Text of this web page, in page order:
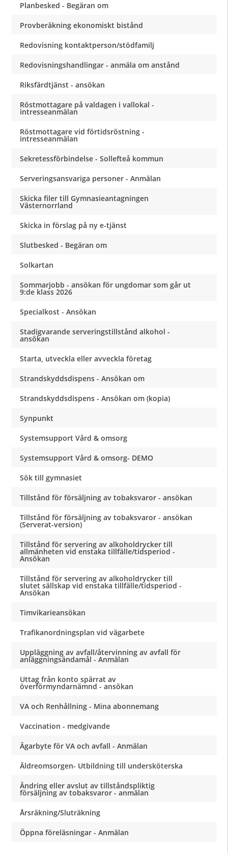
Planbesked - Begäran om
Provberäkning ekonomiskt bistånd
Redovisning kontaktperson/stödfamilj
Redovisningshandlingar - anmäla om anstånd
Riksfärdtjänst - ansökan
Röstmottagare på valdagen i vallokal -
intresseanmälan
Röstmottagare vid förtidsröstning -
intresseanmälan
Sekretessförbindelse - Sollefteå kommun
Serveringsansvariga personer - Anmälan
Skicka filer till Gymnasieantagningen
Västernorrland
Skicka in förslag på ny e-tjänst
Slutbesked - Begäran om
Solkartan
Sommarjobb - ansökan för ungdomar som går ut
9:de klass 2026
Specialkost - Ansökan
Stadigvarande serveringstillstånd alkohol -
ansökan
Starta, utveckla eller avveckla företag
Strandskyddsdispens - Ansökan om
Strandskyddsdispens - Ansökan om (kopia)
Synpunkt
Systemsupport Vård & omsorg
Systemsupport Vård & omsorg- DEMO
Sök till gymnasiet
Tillstånd för försäljning av tobaksvaror - ansökan
Tillstånd för försäljning av tobaksvaror - ansökan
(Serverat-version)
Tillstånd för servering av alkoholdrycker till
allmänheten vid enstaka tillfälle/tidsperiod -
Ansökan
Tillstånd för servering av alkoholdrycker till
slutet sällskap vid enstaka tillfälle/tidsperiod -
Ansökan
Timvikarieansökan
Trafikanordningsplan vid vägarbete
Uppläggning av avfall/återvinning av avfall för
anläggningsändamål - Anmälan
Uttag från konto spärrat av
överförmyndarnämnd - ansökan
VA och Renhållning - Mina abonnemang
Vaccination - medgivande
Ägarbyte för VA och avfall - Anmälan
Äldreomsorgen- Utbildning till undersköterska
Ändring eller avslut av tillståndspliktig
försäljning av tobaksvaror - anmälan
Årsräkning/Sluträkning
Öppna föreläsningar - Anmälan